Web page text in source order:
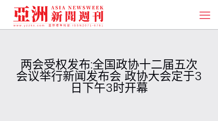
两会受权发布:全国政协十二届五次
会议举行新闻发布会 政协大会定于3
日下午3时开幕